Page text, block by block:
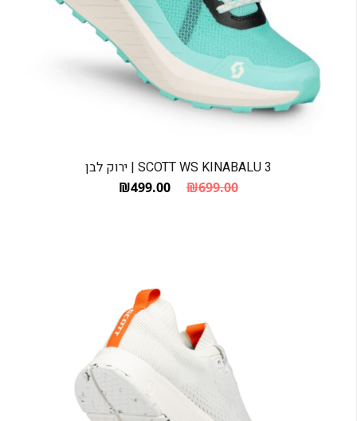
SCOTT WS KINABALU 3 | ירוק לבן
₪699.00 המחיר המקורי היה: ₪699.00.
₪499.00
המחיר הנוכחי הוא: ₪499.00.